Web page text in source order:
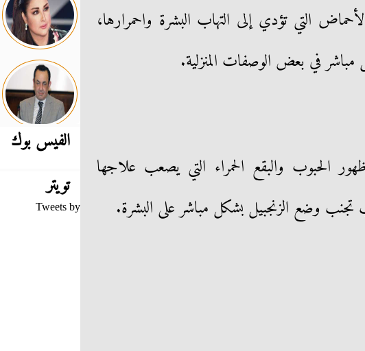
التي تؤدي إلى التهاب البشرة واحمرارها،
في بعض الوصفات المنزلية.
الحبوب والبقع الحمراء التي يصعب علاجها
تجنب وضع الزنجبيل بشكل مباشر على البشرة.
الفيس بوك
تويتر
Tweets by